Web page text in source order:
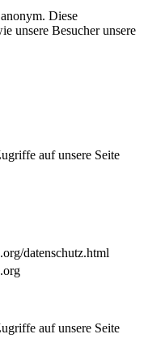
Diese
unsere Besucher unsere
auf unsere Seite
datenschutz.html
auf unsere Seite